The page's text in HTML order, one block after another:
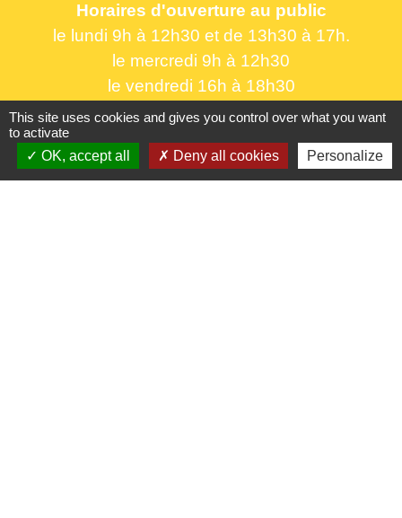
Horaires d'ouverture au public
le lundi 9h à 12h30 et de 13h30 à 17h.
le mercredi 9h à 12h30
le vendredi 16h à 18h30
This site uses cookies and gives you control over what you want
to activate
OK, accept all
Deny all cookies Personalize